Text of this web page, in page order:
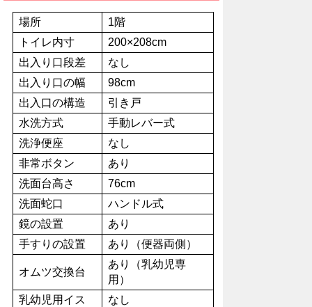
場所
1階
トイレ内寸
200×208cm
出入り口段差
なし
出入り口の幅
98cm
出入口の構造
引き戸
水洗方式
手動レバー式
洗浄便座
なし
非常ボタン
あり
洗面台高さ
76cm
洗面蛇口
ハンドル式
鏡の設置
あり
手すりの設置
あり（便器両側）
オムツ交換台
あり（乳幼児専
用）
乳幼児用イス
なし